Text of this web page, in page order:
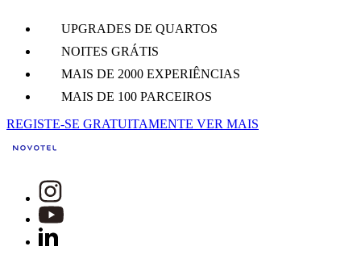
UPGRADES DE QUARTOS
NOITES GRÁTIS
MAIS DE 2000 EXPERIÊNCIAS
MAIS DE 100 PARCEIROS
REGISTE-SE GRATUITAMENTE VER MAIS